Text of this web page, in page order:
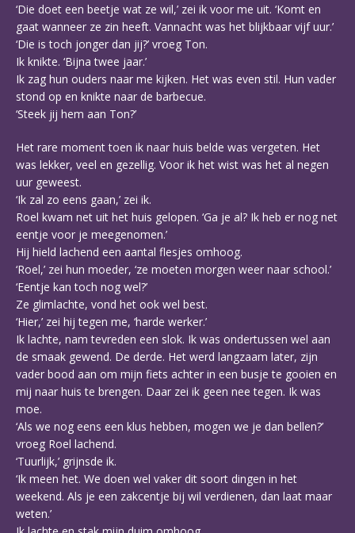
‘Die doet een beetje wat ze wil,’ zei ik voor me uit. ‘Komt en
gaat wanneer ze zin heeft. Vannacht was het blijkbaar vijf uur.’
‘Die is toch jonger dan jij?’ vroeg Ton.
Ik knikte. ‘Bijna twee jaar.’
Ik zag hun ouders naar me kijken. Het was even stil. Hun vader
stond op en knikte naar de barbecue.
‘Steek jij hem aan Ton?’
Het rare moment toen ik naar huis belde was vergeten. Het
was lekker, veel en gezellig. Voor ik het wist was het al negen
uur geweest.
‘Ik zal zo eens gaan,’ zei ik.
Roel kwam net uit het huis gelopen. ‘Ga je al? Ik heb er nog net
eentje voor je meegenomen.’
Hij hield lachend een aantal flesjes omhoog.
‘Roel,’ zei hun moeder, ‘ze moeten morgen weer naar school.’
‘Eentje kan toch nog wel?’
Ze glimlachte, vond het ook wel best.
‘Hier,’ zei hij tegen me, ‘harde werker.’
Ik lachte, nam tevreden een slok. Ik was ondertussen wel aan
de smaak gewend. De derde. Het werd langzaam later, zijn
vader bood aan om mijn fiets achter in een busje te gooien en
mij naar huis te brengen. Daar zei ik geen nee tegen. Ik was
moe.
‘Als we nog eens een klus hebben, mogen we je dan bellen?’
vroeg Roel lachend.
‘Tuurlijk,’ grijnsde ik.
‘Ik meen het. We doen wel vaker dit soort dingen in het
weekend. Als je een zakcentje bij wil verdienen, dan laat maar
weten.’